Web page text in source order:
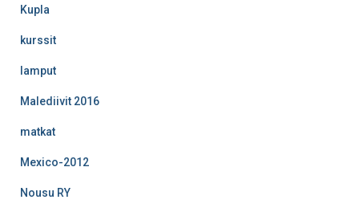
Kupla
kurssit
lamput
Malediivit 2016
matkat
Mexico-2012
Nousu RY